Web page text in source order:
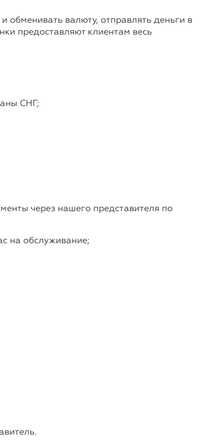
обменивать валюту, отправлять деньги в
предоставляют клиентам весь
СНГ;
через нашего представителя по
на обслуживание;